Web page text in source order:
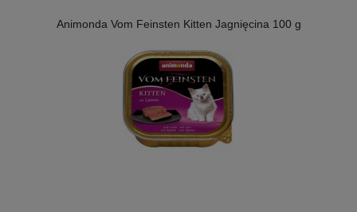
Animonda Vom Feinsten Kitten Jagnięcina 100 g